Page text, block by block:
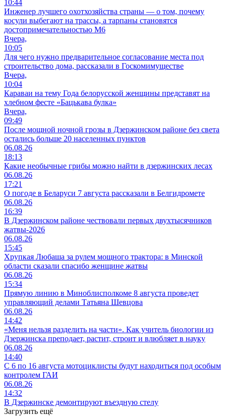
10:44
Инженер лучшего охотхозяйства страны — о том, почему
косули выбегают на трассы, а тарпаны становятся
достопримечательностью М6
Вчера,
10:05
Для чего нужно предварительное согласование места под
строительство дома, рассказали в Госкомимуществе
Вчера,
10:04
Караваи на тему Года белорусской женщины представят на
хлебном фесте «Бацькава булка»
Вчера,
09:49
После мощной ночной грозы в Дзержинском районе без света
остались больше 20 населенных пунктов
06.08.26
18:13
Какие необычные грибы можно найти в дзержинских лесах
06.08.26
17:21
О погоде в Беларуси 7 августа рассказали в Белгидромете
06.08.26
16:39
В Дзержинском районе чествовали первых двухтысячников
жатвы-2026
06.08.26
15:45
Хрупкая Любаша за рулем мощного трактора: в Минской
области сказали спасибо женщине жатвы
06.08.26
15:34
Прямую линию в Миноблисполкоме 8 августа проведет
управляющий делами Татьяна Шевцова
06.08.26
14:42
«Меня нельзя разделить на части». Как учитель биологии из
Дзержинска преподает, растит, строит и влюбляет в науку
06.08.26
14:40
С 6 по 16 августа мотоциклисты будут находиться под особым
контролем ГАИ
06.08.26
14:32
В Дзержинске демонтируют въездную стелу
Загрузить ещё